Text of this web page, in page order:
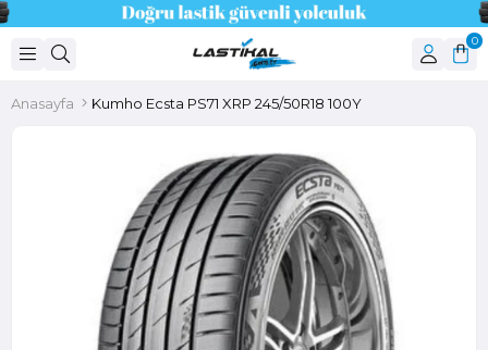
0
Anasayfa Kumho Ecsta PS71 XRP 245/50R18 100Y